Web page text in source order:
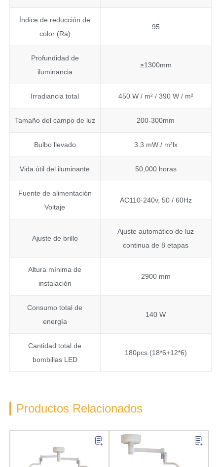
Índice de reducción de
color (Ra)
95
Profundidad de
iluminancia
≥1300mm
Irradiancia total 450 W / m² / 390 W / m²
Tamaño del campo de luz 200-300mm
Bulbo llevado 3.3 mW / m²lx
Vida útil del iluminante 50,000 horas
Fuente de alimentación
Voltaje
AC110-240v, 50 / 60Hz
Ajuste de brillo
Ajuste automático de luz
continua de 8 etapas
Altura mínima de
instalación
2900 mm
Consumo total de
energía
140 W
Cantidad total de
bombillas LED
180pcs (18*6+12*6)
Productos Relacionados